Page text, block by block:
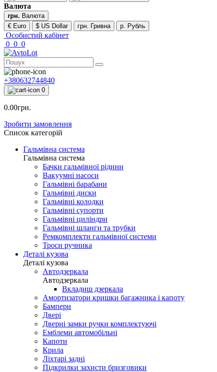
Валюта
грн. Валюта
€ Euro
$ US Dollar грн. Гривна р. Рубль
Особистий кабінет
0 0 0
+380632744840
0
0.00грн.
Зробити замовлення
Список категорій
Гальмівна система
Гальмівна система
Бачки гальмівної рідини
Вакуумні насоси
Гальмівні барабани
Гальмівні диски
Гальмівні колодки
Гальмівні супорти
Гальмівні циліндри
Гальмівні шланги та трубки
Ремкомплекти гальмівної системи
Троси ручника
Деталі кузова
Деталі кузова
Автодзеркала
Автодзеркала
Вкладиш дзеркала
Амортизатори кришки багажника і капоту
Бампери
Двері
Дверні замки ручки комплектуючі
Емблеми автомобільні
Капоти
Крила
Ліхтарі задні
Підкрилки захисти бризговики